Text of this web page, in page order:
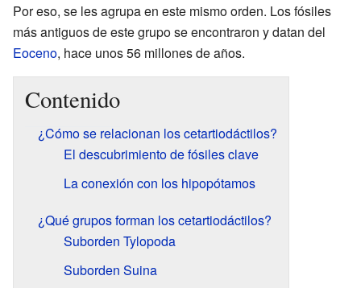
Por eso, se les agrupa en este mismo orden. Los fósiles
más antiguos de este grupo se encontraron y datan del
Eoceno, hace unos 56 millones de años.
Contenido
¿Cómo se relacionan los cetartiodáctilos?
El descubrimiento de fósiles clave
La conexión con los hipopótamos
¿Qué grupos forman los cetartiodáctilos?
Suborden Tylopoda
Suborden Suina